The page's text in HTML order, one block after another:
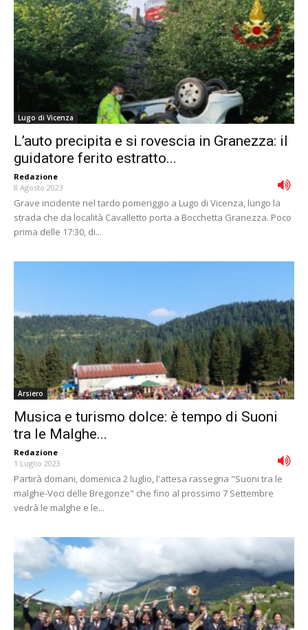
Lugo di Vicenza
L’auto precipita e si rovescia in Granezza: il
guidatore ferito estratto...
Redazione -
8 Agosto 2023
Grave incidente nel tardo pomeriggio a Lugo di Vicenza, lungo la
strada che da località Cavalletto porta a Bocchetta Granezza. Poco
prima delle 17:30, di...
Arsiero
Musica e turismo dolce: è tempo di Suoni
tra le Malghe...
Redazione -
1 Luglio 2023
Partirà domani, domenica 2 luglio, l'attesa rassegna "Suoni tra le
malghe-Voci delle Bregonze" che fino al prossimo 7 Settembre
vedrà le malghe e le...